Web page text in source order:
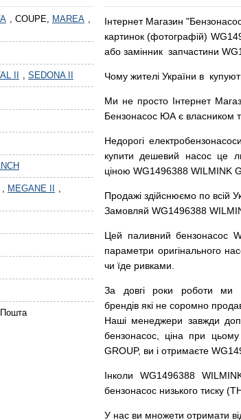
, COUPE, MAREA ,
II , SEDONA II
, MEGANE II
,
Інтернет Магазин "
картинок (фотографій)
або замінник запчастини
Чому жителі України в
Ми не просто Інтернет
Бензонасос ЮА є власником
Недорогі електробензонасоси
купити
дешевий насос це
ціною WG1496388 WILMINK
Продажі здійснюємо по всій
Замовляй WG1496388
Цей паливний бензонасос
параметри оригінального
чи їде ривками
За довгі роки роботи ми
брендів які не соромно
Наші менеджери завжди
бензонасос
ціна при цьому
GROUP, ви і отримаєте
Інколи WG1496388
бензонасос низького тиску (
У нас ви множети отримати